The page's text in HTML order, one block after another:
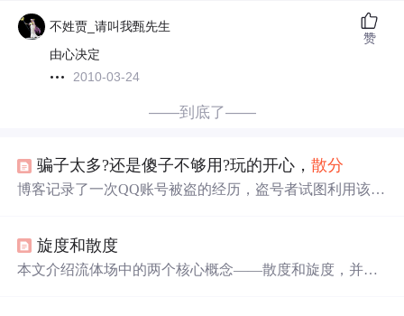
不姓贾_请叫我甄先生
由心决定
2010-03-24
赞
——到底了——
骗子太多?还是傻子不够用?玩的开心，散分
博客记录了一次QQ账号被盗的经历，盗号者试图利用该账
旋度和散度
本文介绍流体场中的两个核心概念——散度和旋度，并通